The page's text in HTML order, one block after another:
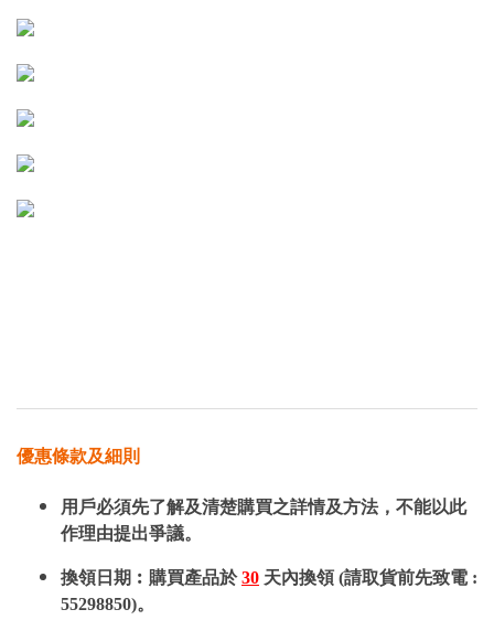
優惠條款及細則
用戶必須先了解及清楚購買之詳情及方法，不能以此
作理由提出爭議。
換領日期︰購買產品於30 天內換領 (請取貨前先致電 :
55298850)。